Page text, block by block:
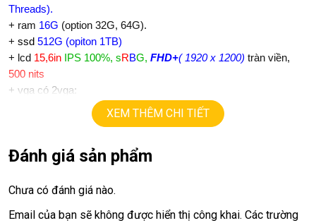
Threads).
+ ram 16G (option 32G, 64G).
+ ssd 512G (opiton 1TB)
+ lcd 15,6in IPS 100%, sRBG, FHD+( 1920 x 1200) tràn viền,
500 nits
+ vga có 2vga:
==> vga intel Iris Xe Graphics
RTX 4060
chuyên Gaming, đồ họa
+ pin 5h
.
XEM THÊM CHI TIẾT
Đánh giá sản phẩm
Chưa có đánh giá nào.
Email của bạn sẽ không được hiển thị công khai. Các trường